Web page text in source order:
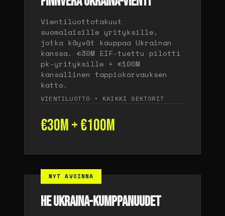
Vientiluottotakuut
suomalaisille yrityksille,
jotka käyvät kauppaa Ukrainan
kanssa. €30M EIF-tuettu pilotti
pk-yrityksille + €100M
kansallinen tappiokorvauksen
katto.
VIENTILUOTTO • KAIKKI SEKTORIT
€30M + €100M
NYT AVOINNA
HE UKRAINA-KUMPPANUUDET